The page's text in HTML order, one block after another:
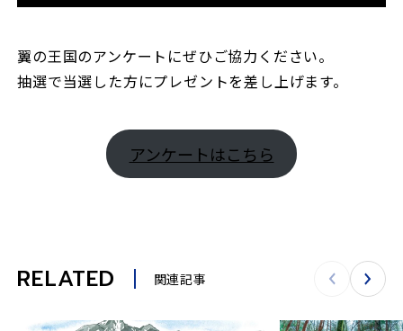
翼の王国のアンケートにぜひご協力ください。
抽選で当選した方にプレゼントを差し上げます。
アンケートはこちら
RELATED 関連記事